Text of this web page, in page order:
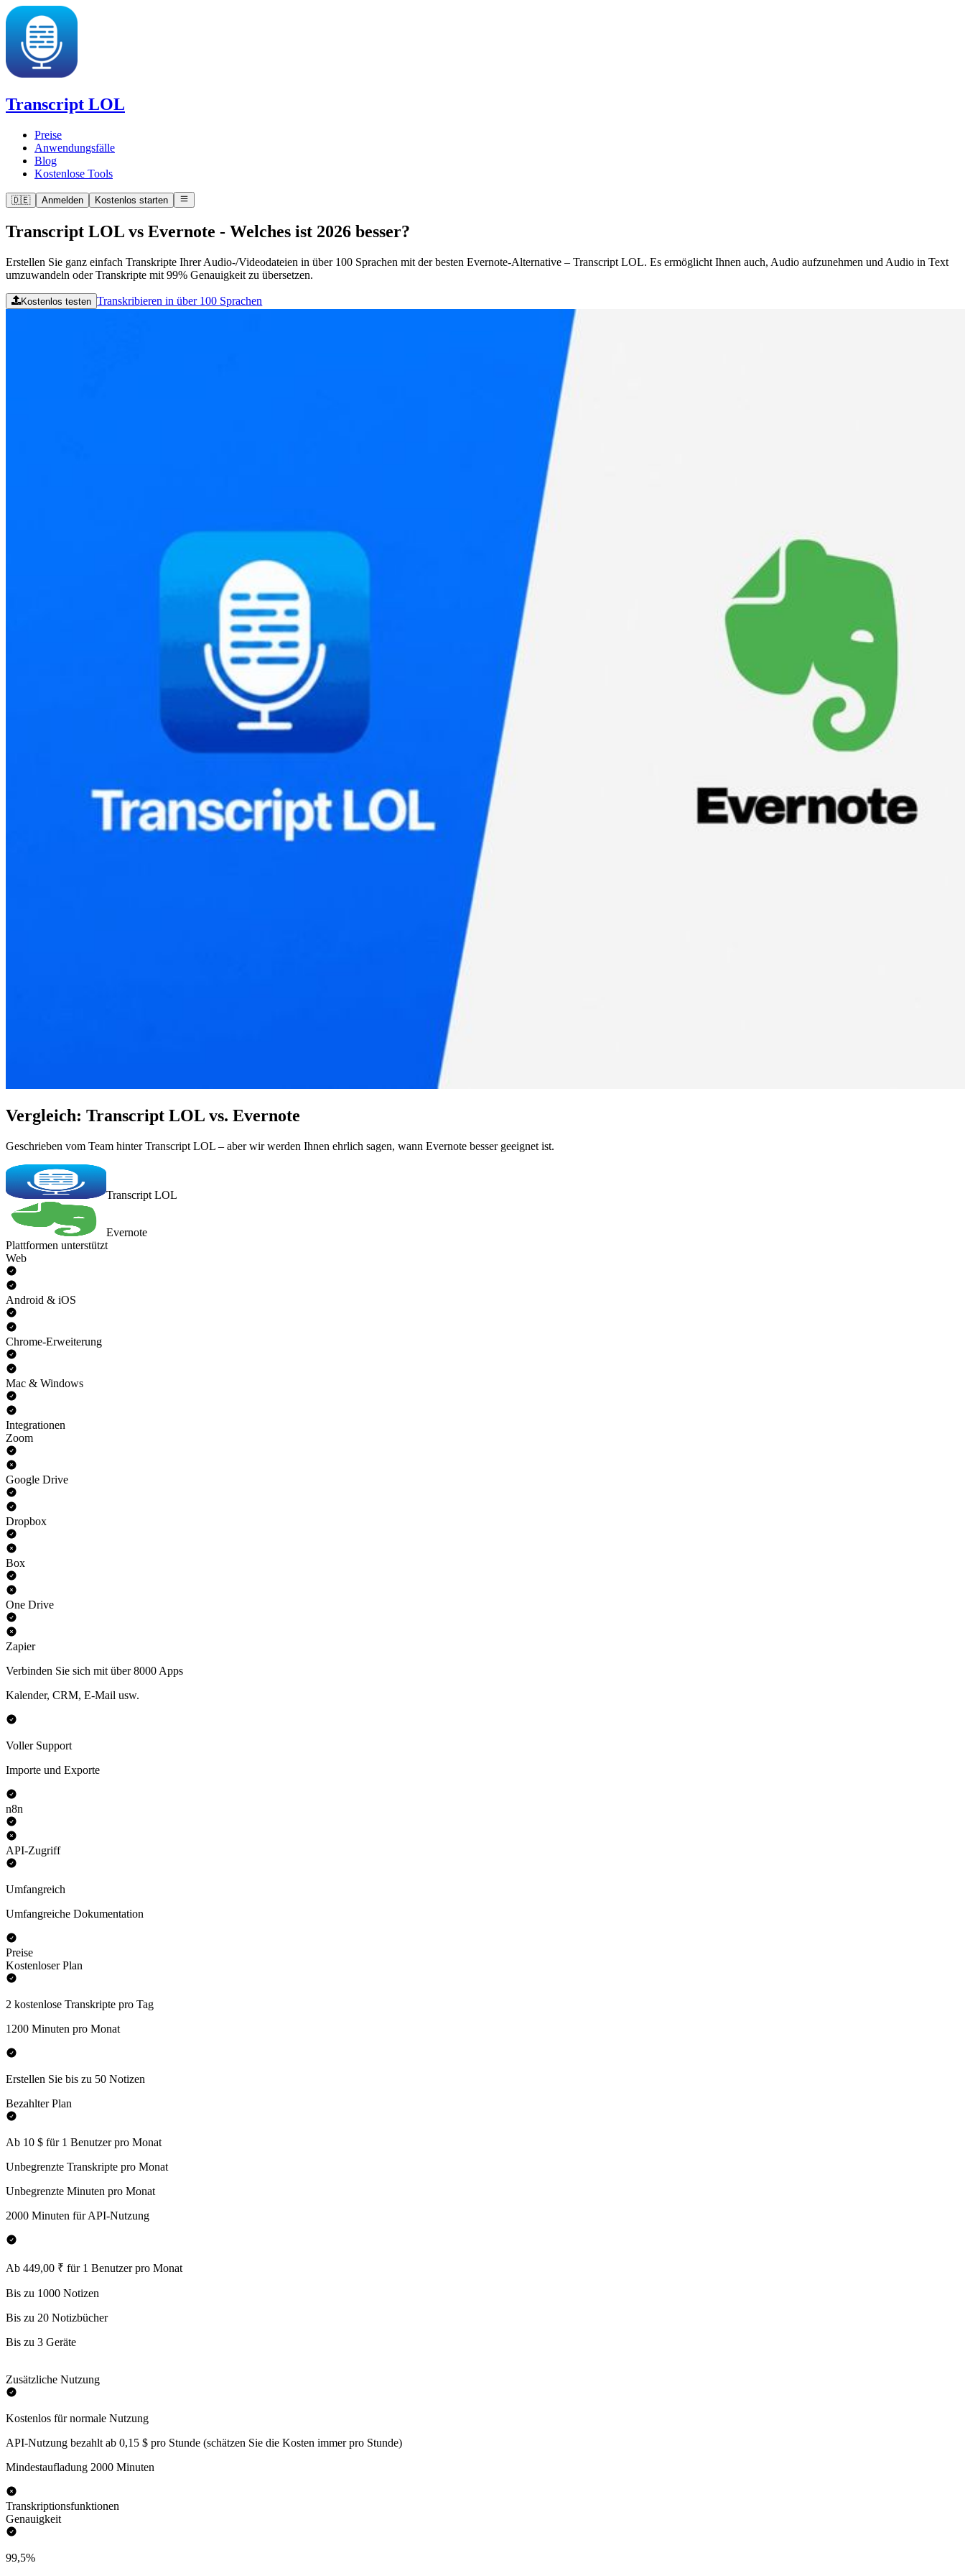
Transcript LOL
Preise
Anwendungsfälle
Blog
Kostenlose Tools
🇩🇪 Anmelden Kostenlos starten
Transcript LOL vs Evernote - Welches ist 2026 besser?
Erstellen Sie ganz einfach Transkripte Ihrer Audio-/Videodateien in über 100 Sprachen mit der besten Evernote-Alternative – Transcript LOL. Es ermöglicht Ihnen auch, Audio aufzunehmen und Audio in Text
umzuwandeln oder Transkripte mit 99% Genauigkeit zu übersetzen.
Kostenlos testen Transkribieren in über 100 Sprachen
Vergleich: Transcript LOL vs. Evernote
Geschrieben vom Team hinter Transcript LOL – aber wir werden Ihnen ehrlich sagen, wann Evernote besser geeignet ist.
Transcript LOL
Evernote
Plattformen unterstützt
Web
Android & iOS
Chrome-Erweiterung
Mac & Windows
Integrationen
Zoom
Google Drive
Dropbox
Box
One Drive
Zapier
Verbinden Sie sich mit über 8000 Apps
Kalender, CRM, E-Mail usw.
Voller Support
Importe und Exporte
n8n
API-Zugriff
Umfangreich
Umfangreiche Dokumentation
Preise
Kostenloser Plan
2 kostenlose Transkripte pro Tag
1200 Minuten pro Monat
Erstellen Sie bis zu 50 Notizen
Bezahlter Plan
Ab 10 $ für 1 Benutzer pro Monat
Unbegrenzte Transkripte pro Monat
Unbegrenzte Minuten pro Monat
2000 Minuten für API-Nutzung
Ab 449,00 ₹ für 1 Benutzer pro Monat
Bis zu 1000 Notizen
Bis zu 20 Notizbücher
Bis zu 3 Geräte
Zusätzliche Nutzung
Kostenlos für normale Nutzung
API-Nutzung bezahlt ab 0,15 $ pro Stunde (schätzen Sie die Kosten immer pro Stunde)
Mindestaufladung 2000 Minuten
Transkriptionsfunktionen
Genauigkeit
99,5%